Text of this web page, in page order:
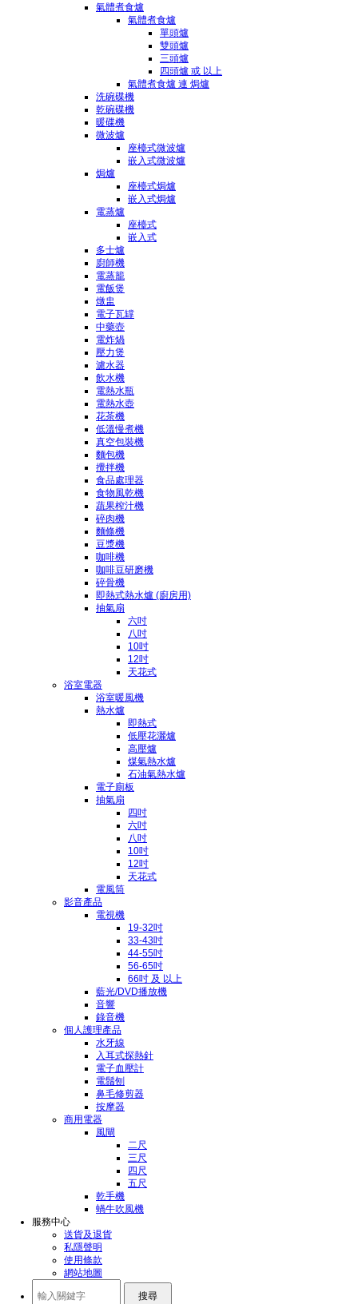
氣體煮食爐
氣體煮食爐
單頭爐
雙頭爐
三頭爐
四頭爐 或 以上
氣體煮食爐 連 焗爐
洗碗碟機
乾碗碟機
暖碟機
微波爐
座檯式微波爐
嵌入式微波爐
焗爐
座檯式焗爐
嵌入式焗爐
電蒸爐
座檯式
嵌入式
多士爐
廚師機
電蒸籠
電飯煲
燉盅
電子瓦罉
中藥壺
電炸煱
壓力煲
濾水器
飲水機
電熱水瓶
電熱水壺
花茶機
低溫慢煮機
真空包裝機
麵包機
攪拌機
食品處理器
食物風乾機
蔬果榨汁機
碎肉機
麵條機
豆漿機
咖啡機
咖啡豆研磨機
碎骨機
即熱式熱水爐 (廚房用)
抽氣扇
六吋
八吋
10吋
12吋
天花式
浴室電器
浴室暖風機
熱水爐
即熱式
低壓花灑爐
高壓爐
煤氣熱水爐
石油氣熱水爐
電子廁板
抽氣扇
四吋
六吋
八吋
10吋
12吋
天花式
電風筒
影音產品
電視機
19-32吋
33-43吋
44-55吋
56-65吋
66吋 及 以上
藍光/DVD播放機
音響
錄音機
個人護理產品
水牙線
入耳式探熱針
電子血壓計
電鬚刨
鼻毛修剪器
按摩器
商用電器
風閘
二尺
三尺
四尺
五尺
乾手機
蝸牛吹風機
服務中心
送貨及退貨
私隱聲明
使用條款
網站地圖